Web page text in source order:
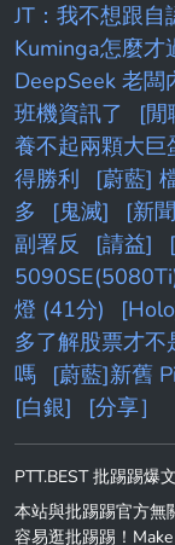
JT：我不想跟自
Kuminga怎麼才
DeepSeek 老闆
班機資訊了
[閒
養不起兩顆大巨
得勝利
[蔚藍]
多
[鬼滅]
[新
副署反
[請益]
燈 (41分)
多了解股票才不
嗎
[蔚藍]新舊
[白銀]
[分享］
PTT.BEST 批踢踢爆
本站與批踢踢官方無
容易逛批踢踢！